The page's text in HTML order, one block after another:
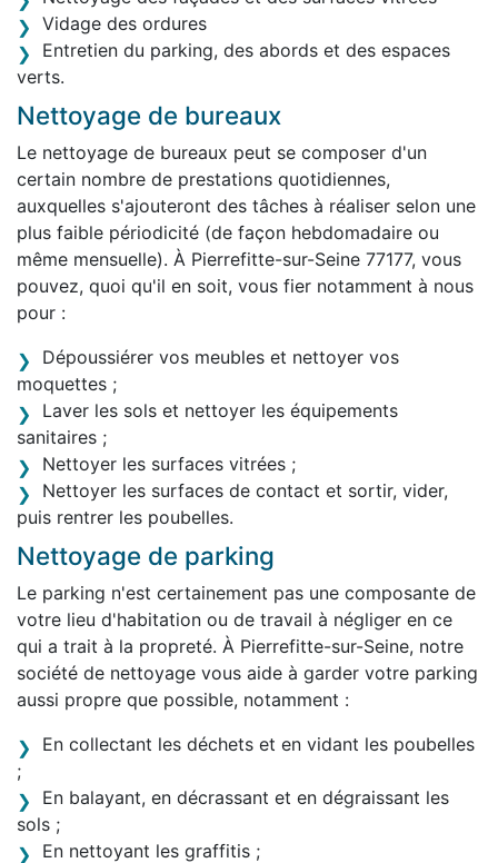
Vidage des ordures
Entretien du parking, des abords et des espaces
verts.
Nettoyage de bureaux
Le nettoyage de bureaux peut se composer d'un
certain nombre de prestations quotidiennes,
auxquelles s'ajouteront des tâches à réaliser selon une
plus faible périodicité (de façon hebdomadaire ou
même mensuelle). À Pierrefitte-sur-Seine 77177, vous
pouvez, quoi qu'il en soit, vous fier notamment à nous
pour :
Dépoussiérer vos meubles et nettoyer vos
moquettes ;
Laver les sols et nettoyer les équipements
sanitaires ;
Nettoyer les surfaces vitrées ;
Nettoyer les surfaces de contact et sortir, vider,
puis rentrer les poubelles.
Nettoyage de parking
Le parking n'est certainement pas une composante de
votre lieu d'habitation ou de travail à négliger en ce
qui a trait à la propreté. À Pierrefitte-sur-Seine, notre
société de nettoyage vous aide à garder votre parking
aussi propre que possible, notamment :
En collectant les déchets et en vidant les poubelles
;
En balayant, en décrassant et en dégraissant les
sols ;
En nettoyant les graffitis ;